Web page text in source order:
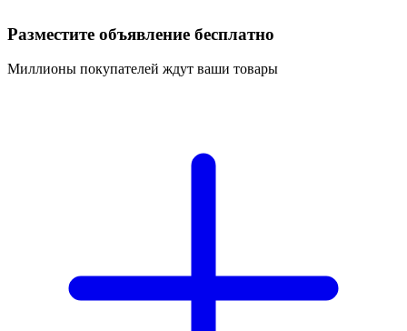
Разместите объявление бесплатно
Миллионы покупателей ждут ваши товары